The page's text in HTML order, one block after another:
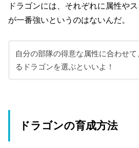
ドラゴンには、それぞれに属性や
が一番強いというのはないんだ。
自分の部隊の得意な属性に合わせて
るドラゴンを選ぶといいよ！
ドラゴンの育成方法